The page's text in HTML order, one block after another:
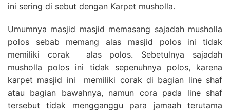
ini sering di sebut dengan Karpet musholla.
Umumnya masjid masjid memasang sajadah musholla
polos sebab memang alas masjid polos ini tidak
memiliki corak alas polos. Sebetulnya sajadah
musholla polos ini tidak sepenuhnya polos, karena
karpet masjid ini memiliki corak di bagian line shaf
atau bagian bawahnya, namun cora pada line shaf
tersebut tidak mengganggu para jamaah terutama